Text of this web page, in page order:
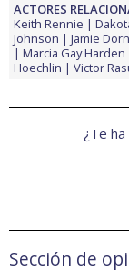
ACTORES
Keith Rennie
Johnson
Jamie
Marcia Gay Harden
Hoechlin
Victor
¿Te
Sección de